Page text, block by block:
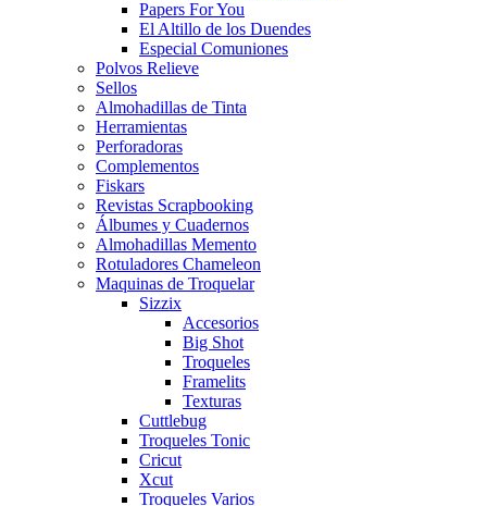
Papers For You
El Altillo de los Duendes
Especial Comuniones
Polvos Relieve
Sellos
Almohadillas de Tinta
Herramientas
Perforadoras
Complementos
Fiskars
Revistas Scrapbooking
Álbumes y Cuadernos
Almohadillas Memento
Rotuladores Chameleon
Maquinas de Troquelar
Sizzix
Accesorios
Big Shot
Troqueles
Framelits
Texturas
Cuttlebug
Troqueles Tonic
Cricut
Xcut
Troqueles Varios